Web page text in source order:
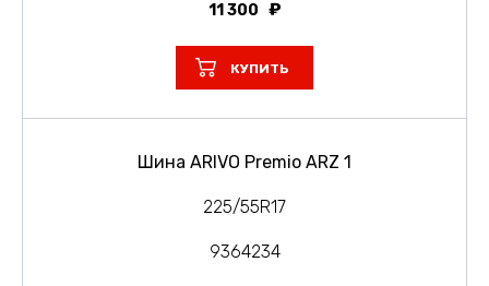
11 300
КУПИТЬ
Шина ARIVO Premio ARZ 1
225/55R17
9364234